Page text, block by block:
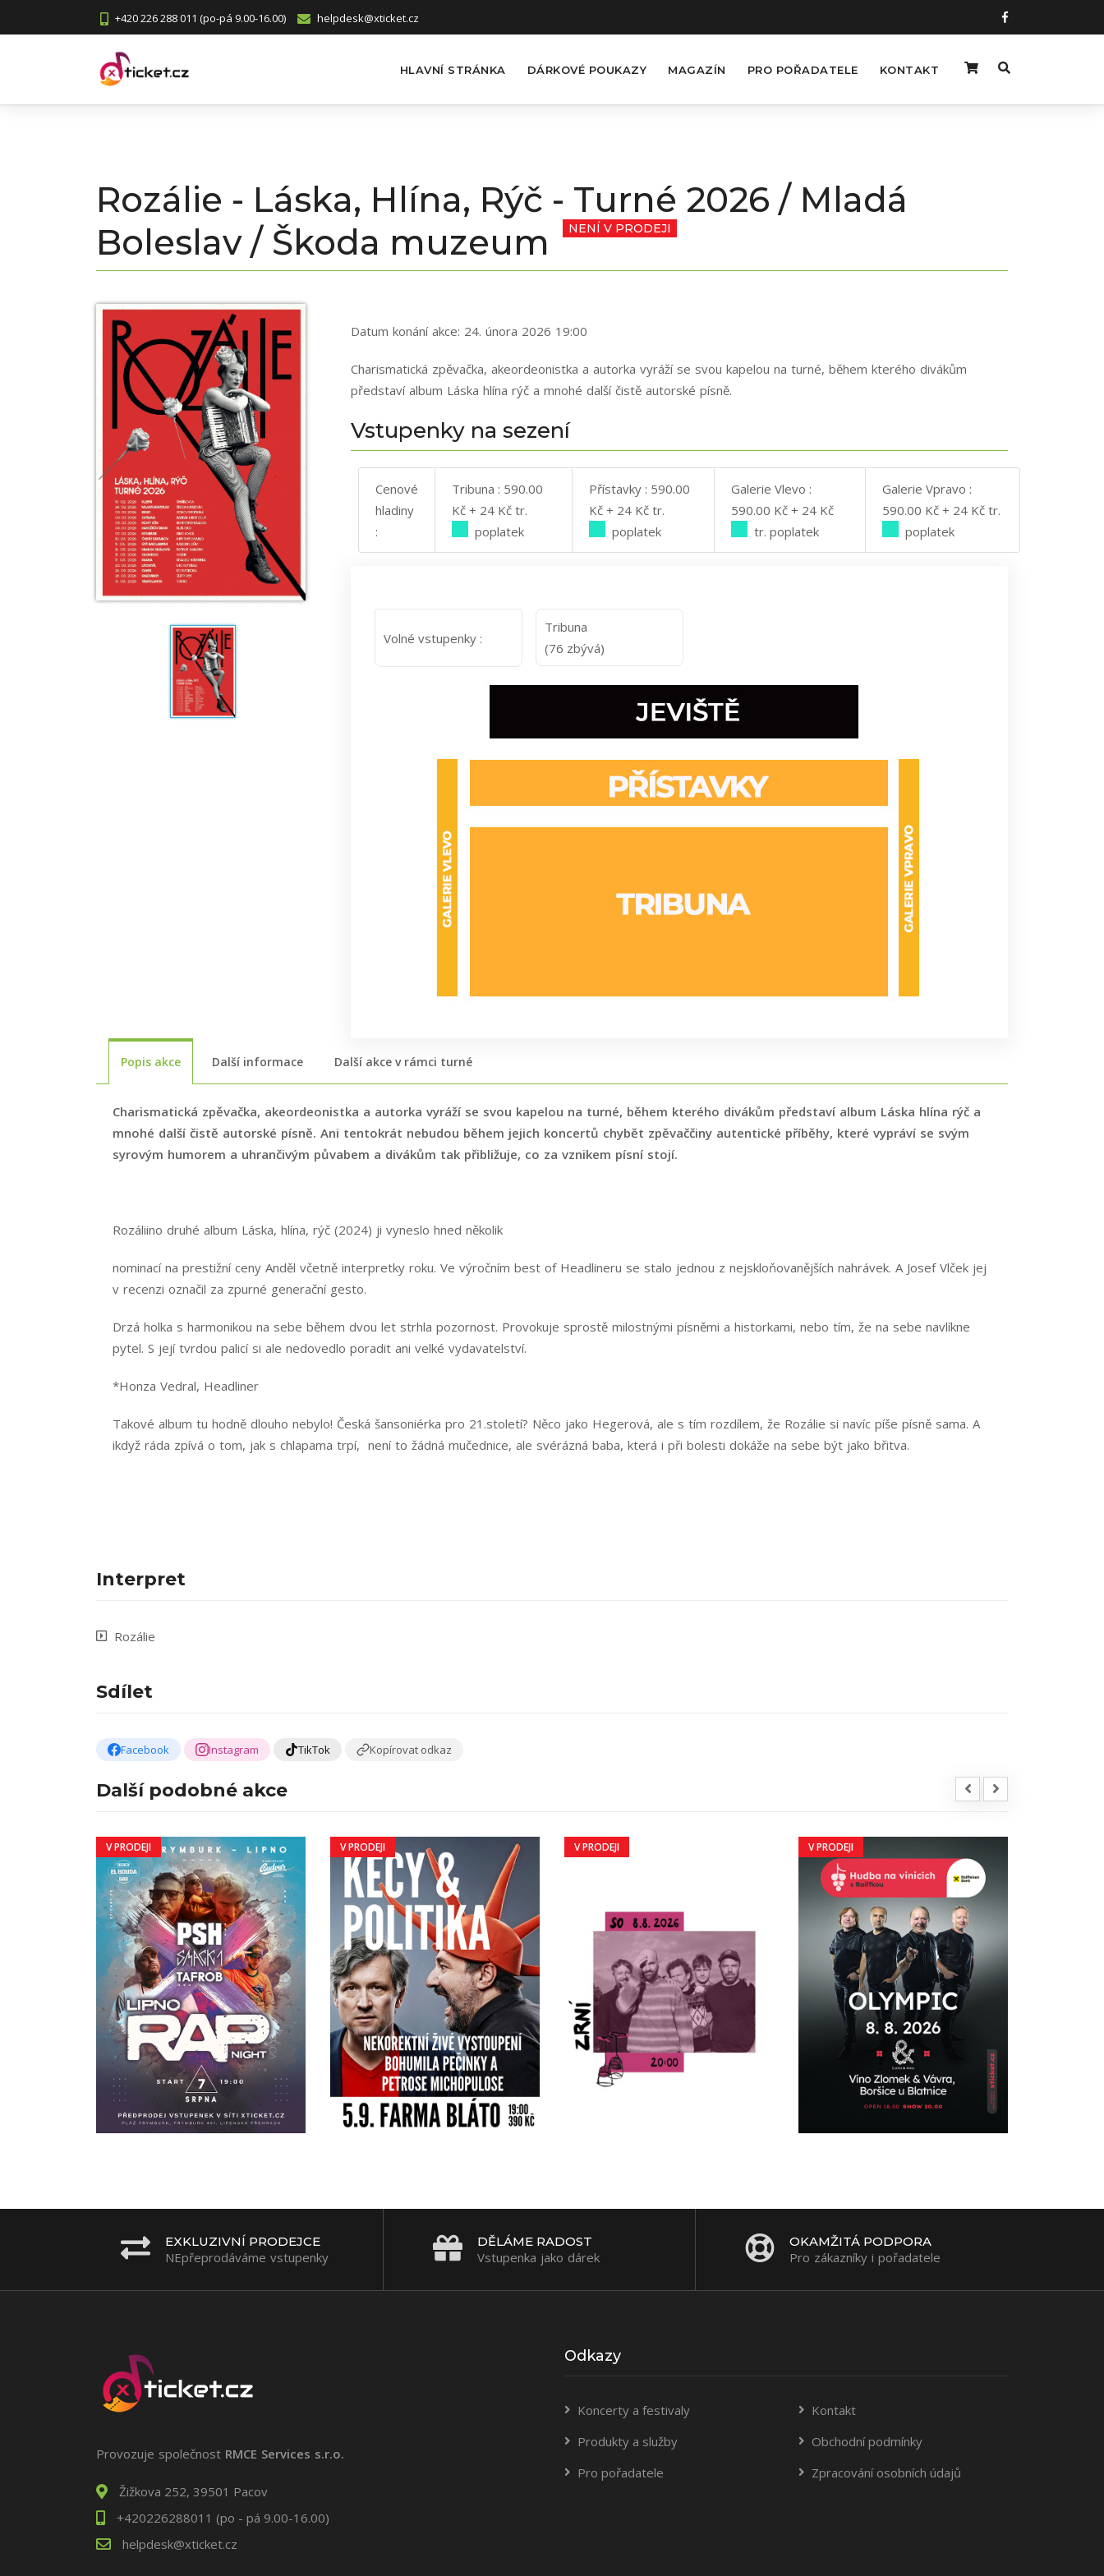
+420 226 288 011 (po-pá 9.00-16.00) helpdesk@xticket.cz
HLAVNÍ STRÁNKA DÁRKOVÉ POUKAZY MAGAZÍN PRO POŘADATELE KONTAKT
Rozálie - Láska, Hlína, Rýč - Turné 2026 / Mladá
Boleslav / Škoda muzeum
NENÍ V PRODEJI
Datum konání akce: 24. února 2026 19:00
Charismatická zpěvačka, akeordeonistka a autorka vyráží se svou kapelou na turné, během kterého divákům
představí album Láska hlína rýč a mnohé další čistě autorské písně.
Vstupenky na sezení
Cenové
hladiny
:
Tribuna : 590.00
Kč + 24 Kč tr.
poplatek
Přístavky : 590.00
Kč + 24 Kč tr.
poplatek
Galerie Vlevo :
590.00 Kč + 24 Kč
tr. poplatek
Galerie Vpravo :
590.00 Kč + 24 Kč tr.
poplatek
Volné vstupenky :
Tribuna
(76 zbývá)
Popis akce Další informace Další akce v rámci turné
Charismatická zpěvačka, akeordeonistka a autorka vyráží se svou kapelou na turné, během kterého divákům představí album Láska hlína rýč a
mnohé další čistě autorské písně. Ani tentokrát nebudou během jejich koncertů chybět zpěvaččiny autentické příběhy, které vypráví se svým
syrovým humorem a uhrančivým půvabem a divákům tak přibližuje, co za vznikem písní stojí.
Rozáliino druhé album Láska, hlína, rýč (2024) ji vyneslo hned několik
nominací na prestižní ceny Anděl včetně interpretky roku. Ve výročním best of Headlineru se stalo jednou z nejskloňovanějších nahrávek. A Josef Vlček jej
v recenzi označil za zpurné generační gesto.
Drzá holka s harmonikou na sebe během dvou let strhla pozornost. Provokuje sprostě milostnými písněmi a historkami, nebo tím, že na sebe navlíkne
pytel. S její tvrdou palicí si ale nedovedlo poradit ani velké vydavatelství.
*Honza Vedral, Headliner
Takové album tu hodně dlouho nebylo! Česká šansoniérka pro 21.století? Něco jako Hegerová, ale s tím rozdílem, že Rozálie si navíc píše písně sama. A
ikdyž ráda zpívá o tom, jak s chlapama trpí, není to žádná mučednice, ale svérázná baba, která i při bolesti dokáže na sebe být jako břitva.
Interpret
Rozálie
Sdílet
Facebook Instagram TikTok Kopírovat odkaz
Další podobné akce
V PRODEJI V PRODEJI V PRODEJI V PRODEJI
EXKLUZIVNÍ PRODEJCE
NEpřeprodáváme vstupenky
DĚLÁME RADOST
Vstupenka jako dárek
OKAMŽITÁ PODPORA
Pro zákazníky i pořadatele
Provozuje společnost RMCE Services s.r.o.
Žižkova 252, 39501 Pacov
+420226288011 (po - pá 9.00-16.00)
helpdesk@xticket.cz
Odkazy
Koncerty a festivaly
Produkty a služby
Pro pořadatele
Kontakt
Obchodní podmínky
Zpracování osobních údajů